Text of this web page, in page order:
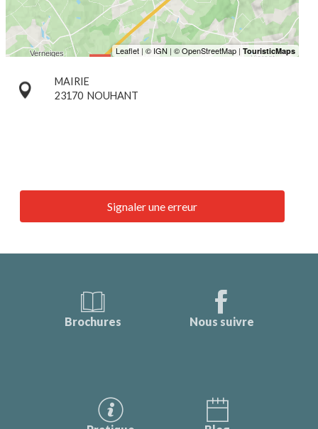
MAIRIE
23170 NOUHANT
Signaler une erreur
Brochures Nous suivre